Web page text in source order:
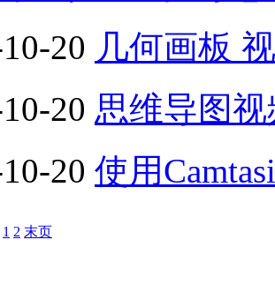
20 几何画板
20 思维导图
20 使用
1 2 末页